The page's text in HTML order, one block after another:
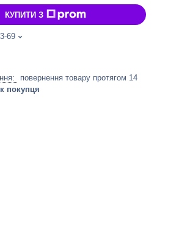
КУПИТИ З
69
повернення товару протягом 14
покупця